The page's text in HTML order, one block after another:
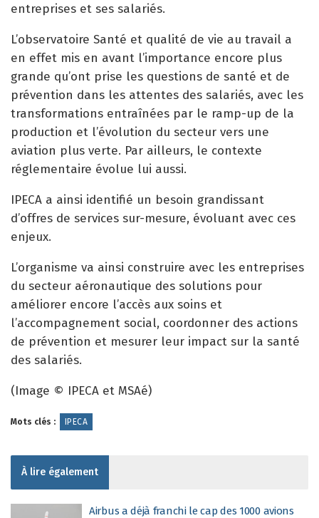
entreprises et ses salariés.
L’observatoire Santé et qualité de vie au travail a
en effet mis en avant l’importance encore plus
grande qu’ont prise les questions de santé et de
prévention dans les attentes des salariés, avec les
transformations entraînées par le ramp-up de la
production et l’évolution du secteur vers une
aviation plus verte. Par ailleurs, le contexte
réglementaire évolue lui aussi.
IPECA a ainsi identifié un besoin grandissant
d’offres de services sur-mesure, évoluant avec ces
enjeux.
L’organisme va ainsi construire avec les entreprises
du secteur aéronautique des solutions pour
améliorer encore l’accès aux soins et
l’accompagnement social, coordonner des actions
de prévention et mesurer leur impact sur la santé
des salariés.
(Image © IPECA et MSAé)
Mots clés : IPECA
À lire également
Airbus a déjà franchi le cap des 1000 avions